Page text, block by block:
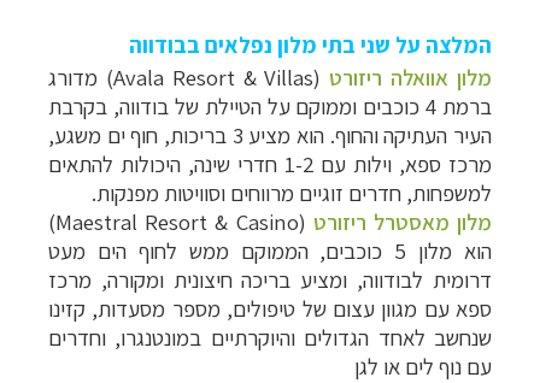
המלצה על שני בתי מלון נפלאים בבודווה
מלון אוואלה ריזורט
(Avala Resort & Villas) מדורג
ברמת 4 כוכבים וממוקם על הטיילת של בודווה, בקרבת
העיר העתיקה והחוף. הוא מציע 3 בריכות, חוף ים משגע,
מרכז ספא, וילות עם 1-2 חדרי שינה, היכולות להתאים
למשפחות, חדרים זוגיים מרווחים וסוויטות מפנקות.
מלון מאסטרל ריזורט
(Maestral Resort & Casino)
הוא מלון 5 כוכבים, הממוקם ממש לחוף הים מעט
דרומית לבודווה, ומציע בריכה חיצונית ומקורה, מרכז
ספא עם מגוון עצום של טיפולים, מספר מסעדות, קזינו
שנחשב לאחד הגדולים והיוקרתיים במונטנגרו, וחדרים
עם נוף לים או לגן